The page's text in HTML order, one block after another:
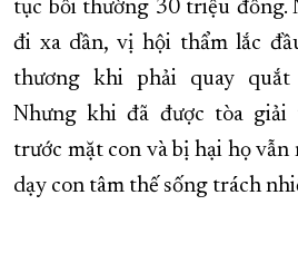
tục bồi thường 30 triệu đồng.
đi xa dần, vị hội thẩm lắc
thương khi phải quay quắt
Nhưng khi đã được tòa giải
trước mặt con và bị hại họ
dạy con tâm thế sống trách